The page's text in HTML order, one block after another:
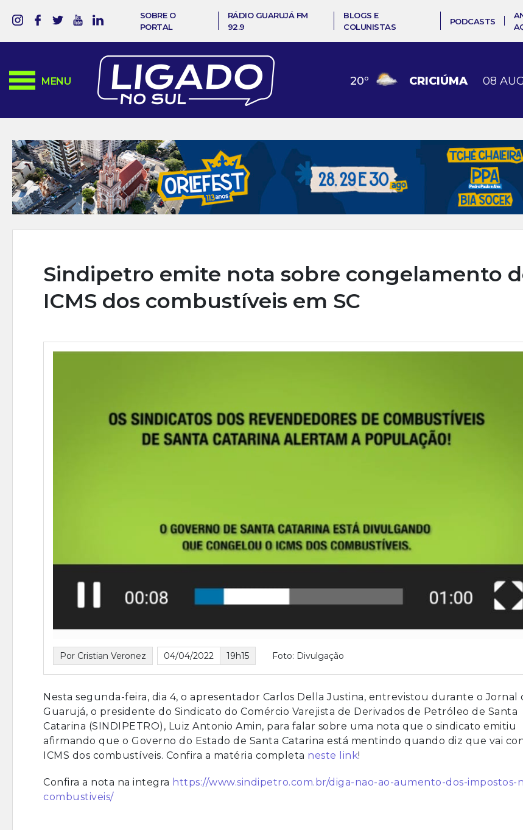
SOBRE O
PORTAL
RÁDIO GUARUJÁ FM
92.9
BLOGS E
COLUNISTAS
PODCASTS
MENU 20º CRICIÚMA 08
Sindipetro emite nota sobre congelamento
ICMS dos combustíveis em SC
Por Cristian Veronez 04/04/2022 19h15 Foto: Divulgação
Nesta segunda-feira, dia 4, o apresentador Carlos Della Justina, entrevistou durante o Jornal
Guarujá, o presidente do Sindicato do Comércio Varejista de Derivados de Petróleo de Santa
Catarina (SINDIPETRO), Luiz Antonio Amin, para falar sobre uma nota que o sindicato emitiu
afirmando que o Governo do Estado de Santa Catarina está mentindo quando diz que vai
ICMS dos combustíveis. Confira a matéria completa neste link!
Confira a nota na integra https://www.sindipetro.com.br/diga-nao-ao-aumento-dos-impostos-
combustiveis/